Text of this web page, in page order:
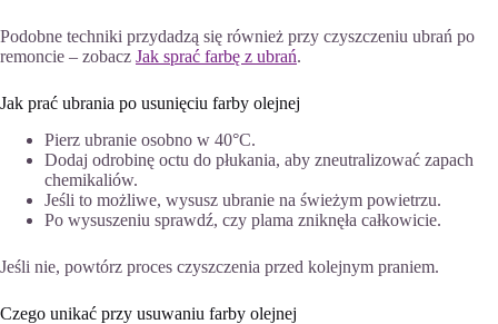
Podobne techniki przydadzą się również przy czyszczeniu ubrań po
remoncie – zobacz Jak sprać farbę z ubrań.
Jak prać ubrania po usunięciu farby olejnej
Pierz ubranie osobno w 40°C.
Dodaj odrobinę octu do płukania, aby zneutralizować zapach
chemikaliów.
Jeśli to możliwe, wysusz ubranie na świeżym powietrzu.
Po wysuszeniu sprawdź, czy plama zniknęła całkowicie.
Jeśli nie, powtórz proces czyszczenia przed kolejnym praniem.
Czego unikać przy usuwaniu farby olejnej